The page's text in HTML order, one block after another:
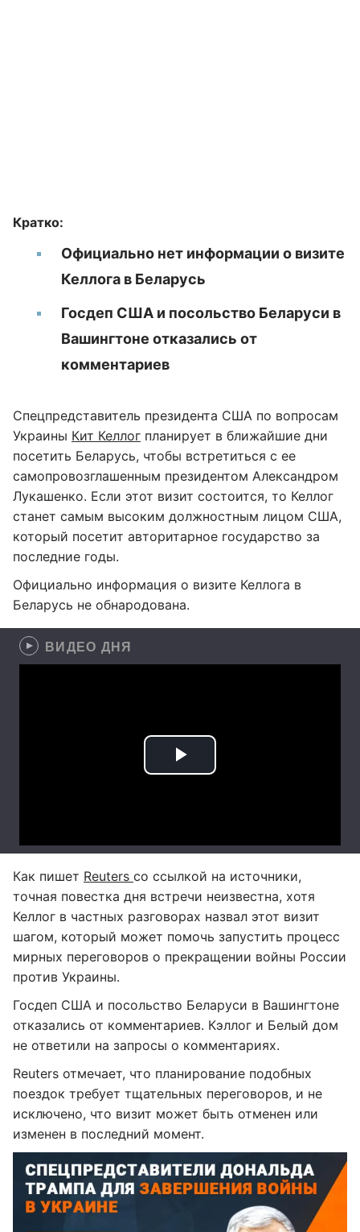
Кратко:
Официально нет информации о визите
Келлога в Беларусь
Госдеп США и посольство Беларуси в
Вашингтоне отказались от
комментариев
Спецпредставитель президента США по вопросам
Украины Кит Келлог планирует в ближайшие дни
посетить Беларусь, чтобы встретиться с ее
самопровозглашенным президентом Александром
Лукашенко. Если этот визит состоится, то Келлог
станет самым высоким должностным лицом США,
который посетит авторитарное государство за
последние годы.
Официально информация о визите Келлога в
Беларусь не обнародована.
ВИДЕО ДНЯ
Как пишет Reuters со ссылкой на источники,
точная повестка дня встречи неизвестна, хотя
Келлог в частных разговорах назвал этот визит
шагом, который может помочь запустить процесс
мирных переговоров о прекращении войны России
против Украины.
Госдеп США и посольство Беларуси в Вашингтоне
отказались от комментариев. Кэллог и Белый дом
не ответили на запросы о комментариях.
Reuters отмечает, что планирование подобных
поездок требует тщательных переговоров, и не
исключено, что визит может быть отменен или
изменен в последний момент.